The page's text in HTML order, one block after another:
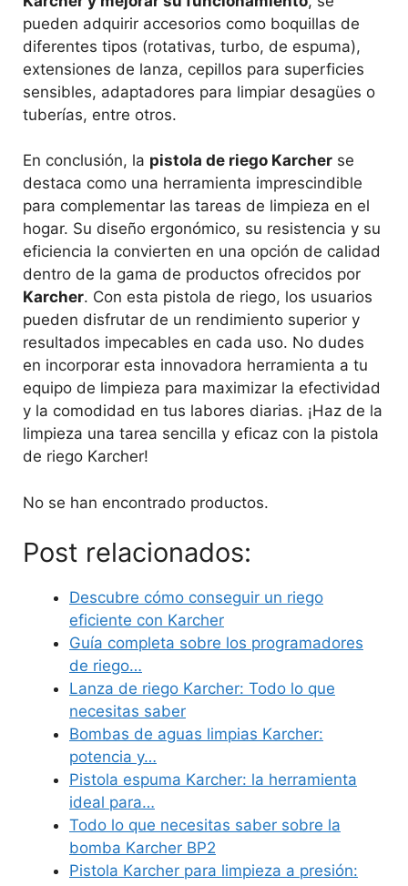
pueden adquirir accesorios como boquillas de
diferentes tipos (rotativas, turbo, de espuma),
extensiones de lanza, cepillos para superficies
sensibles, adaptadores para limpiar desagües o
tuberías, entre otros.
En conclusión, la pistola de riego Karcher se
destaca como una herramienta imprescindible
para complementar las tareas de limpieza en el
hogar. Su diseño ergonómico, su resistencia y su
eficiencia la convierten en una opción de calidad
dentro de la gama de productos ofrecidos por
Karcher. Con esta pistola de riego, los usuarios
pueden disfrutar de un rendimiento superior y
resultados impecables en cada uso. No dudes
en incorporar esta innovadora herramienta a tu
equipo de limpieza para maximizar la efectividad
y la comodidad en tus labores diarias. ¡Haz de la
limpieza una tarea sencilla y eficaz con la pistola
de riego Karcher!
No se han encontrado productos.
Post relacionados:
Descubre cómo conseguir un riego
eficiente con Karcher
Guía completa sobre los programadores
de riego…
Lanza de riego Karcher: Todo lo que
necesitas saber
Bombas de aguas limpias Karcher:
potencia y…
Pistola espuma Karcher: la herramienta
ideal para…
Todo lo que necesitas saber sobre la
bomba Karcher BP2
Pistola Karcher para limpieza a presión: